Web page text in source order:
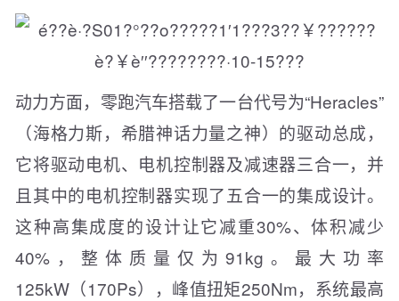
动力方面，零跑汽车搭载了一台代号为“Heracles”
（海格力斯，希腊神话力量之神）的驱动总成，
它将驱动电机、电机控制器及减速器三合一，并
且其中的电机控制器实现了五合一的集成设计。
这种高集成度的设计让它减重30%、体积减少
40%，整体质量仅为91kg。最大功率
125kW（170Ps），峰值扭矩250Nm，系统最高